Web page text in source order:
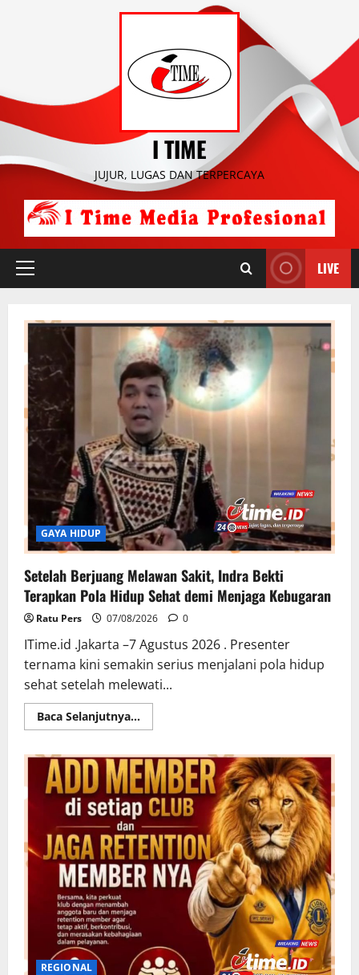
I TIME
JUJUR, LUGAS DAN TERPERCAYA
Primary
LIVE
GAYA HIDUP
Setelah Berjuang Melawan Sakit, Indra Bekti
Terapkan Pola Hidup Sehat demi Menjaga Kebugaran
Ratu Pers 07/08/2026 0
ITime.id .Jakarta –7 Agustus 2026 . Presenter
ternama kini semakin serius menjalani pola hidup
sehat setelah melewati...
Baca Selanjutnya...Read
more
Berjuang
Melawan
Sakit,
Indra
Bekti
Terapkan
Pola
Hidup
Sehat
demi
Menjaga
Kebugaran
REGIONAL